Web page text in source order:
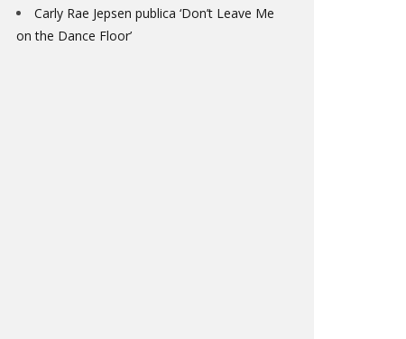
Carly Rae Jepsen publica ‘Don’t Leave Me
on the Dance Floor’